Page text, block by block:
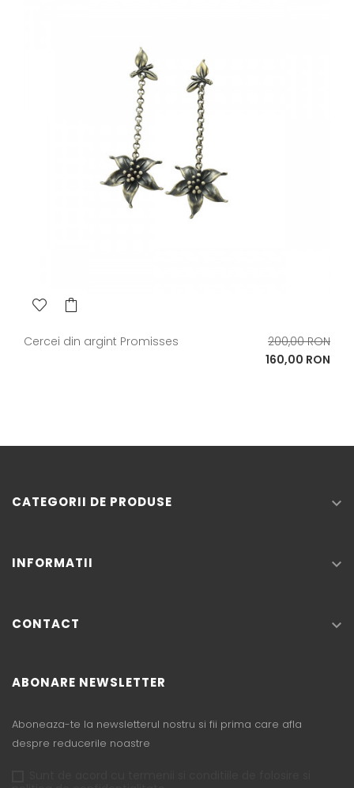
Cercei din argint Promisses
Pret
de
200,00 RON
Pret
160,00 RON
CATEGORII DE PRODUSE 
INFORMATII 
CONTACT 
ABONARE NEWSLETTER
Aboneaza-te la newsletterul nostru si fii prima care afla
despre reducerile noastre